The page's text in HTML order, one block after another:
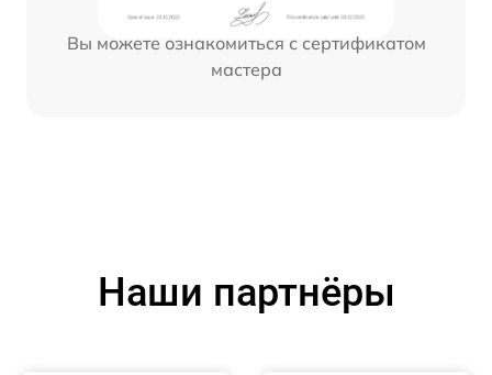
Вы можете ознакомиться с сертификатом
мастера
Наши партнёры